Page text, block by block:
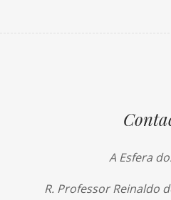
A Esfera
R. Professor Reinaldo